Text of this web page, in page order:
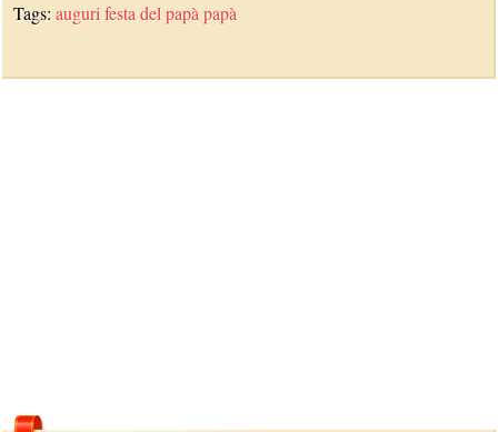
Tags:auguri festa del papà papà